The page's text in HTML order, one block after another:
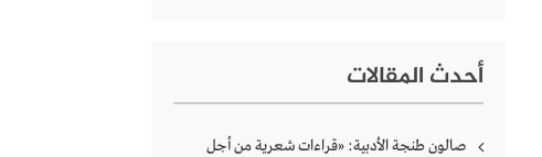
أحدث المقالات
صالون طنجة الأدبية: «قراءات شعرية من أجل